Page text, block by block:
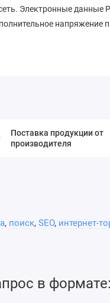
Электронные данные
напряжение
Поставка продукции от
производителя
, поиск, SEO, интернет-
в